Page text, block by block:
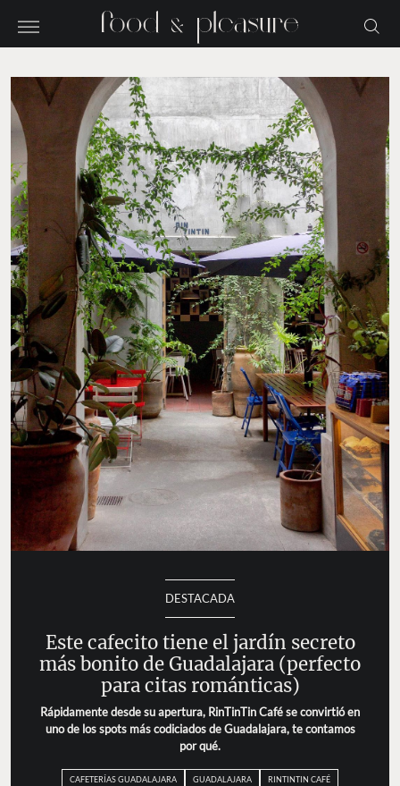
DESTACADA
Este cafecito tiene el jardín secreto
más bonito de Guadalajara (perfecto
para citas románticas)
Rápidamente desde su apertura, RinTinTin Café se convirtió en
uno de los spots más codiciados de Guadalajara, te contamos
por qué.
CAFETERÍAS GUADALAJARA GUADALAJARA RINTINTIN CAFÉ